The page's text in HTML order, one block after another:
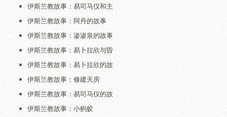
伊斯兰教故事：易司马仪和主
伊斯兰教故事：阿丹的故事
伊斯兰教故事：渗渗泉的故事
伊斯兰教故事：易卜拉欣与昏
伊斯兰教故事：易卜拉欣的故
伊斯兰教故事：修建天房
伊斯兰教故事：易司马仪的故
伊斯兰教故事：小蚂蚁